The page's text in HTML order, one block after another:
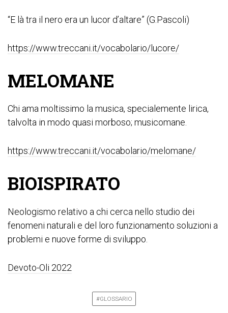
“E là tra il nero era un lucor d’altare” (G.Pascoli)
https://www.treccani.it/vocabolario/lucore/
MELOMANE
Chi ama moltissimo la musica, specialemente lirica,
talvolta in modo quasi morboso; musicomane.
https://www.treccani.it/vocabolario/melomane/
BIOISPIRATO
Neologismo relativo a chi cerca nello studio dei
fenomeni naturali e del loro funzionamento soluzioni a
problemi e nuove forme di sviluppo.
Devoto-Oli 2022
#GLOSSARIO